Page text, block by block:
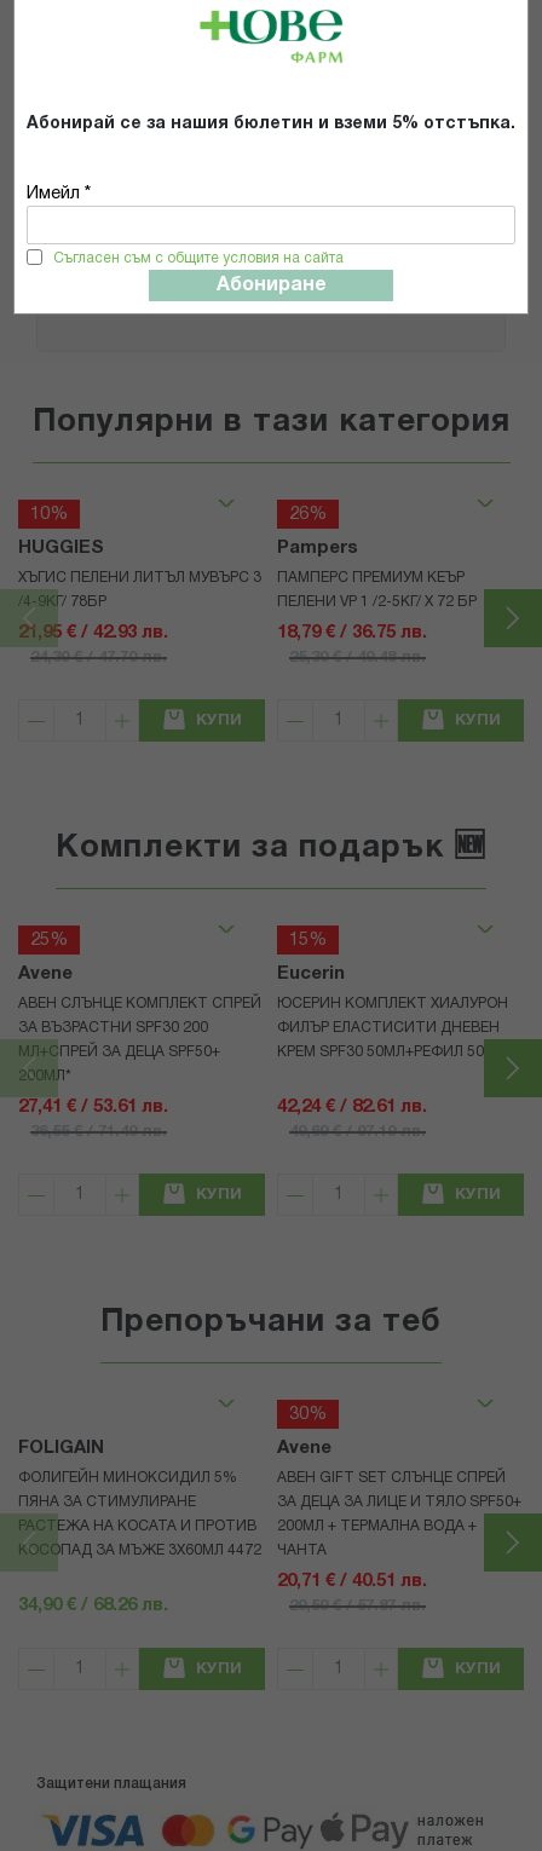
Абонирай се за нашия бюлетин и вземи 5% отстъпка.
Имейл *
Съгласен съм с общите условия на сайта
Абониране
Препоръчвам продукта
Прочетох и се съгласявам с
ИЗПРАТИ
Популярни в тази категория
10%
HUGGIES
ХЪГИС ПЕЛЕНИ ЛИТЪЛ МУВЪРС 3
/4-9КГ/ 78БР
21,95 € / 42.93 лв.
24,39 € / 47.70 лв.
КУПИ
26%
Pampers
ПАМПЕРС ПРЕМИУМ КЕЪР
ПЕЛЕНИ VP 1 /2-5КГ/ Х 72 БР
18,79 € / 36.75 лв.
25,30 € / 49.48 лв.
КУПИ
Комплекти за подарък 🆕
25%
Avene
АВЕН СЛЪНЦЕ КОМПЛЕКТ СПРЕЙ
ЗА ВЪЗРАСТНИ SPF30 200
МЛ+СПРЕЙ ЗА ДЕЦА SPF50+
200МЛ*
27,41 € / 53.61 лв.
36,55 € / 71.49 лв.
КУПИ
15%
Eucerin
ЮСЕРИН КОМПЛЕКТ ХИАЛУРОН
ФИЛЪР ЕЛАСТИСИТИ ДНЕВЕН
КРЕМ SPF30 50МЛ+РЕФИЛ 50МЛ
42,24 € / 82.61 лв.
49,69 € / 97.19 лв.
КУПИ
Препоръчани за теб
FOLIGAIN
ФОЛИГЕЙН МИНОКСИДИЛ 5%
ПЯНА ЗА СТИМУЛИРАНЕ
РАСТЕЖА НА КОСАТА И ПРОТИВ
КОСОПАД ЗА МЪЖЕ 3X60МЛ 4472
34,90 € / 68.26 лв.
КУПИ
30%
Avene
АВЕН GIFT SET СЛЪНЦЕ СПРЕЙ
ЗА ДЕЦА ЗА ЛИЦЕ И ТЯЛО SPF50+
200МЛ + ТЕРМАЛНА ВОДА +
ЧАНТА
20,71 € / 40.51 лв.
29,59 € / 57.87 лв.
КУПИ
Защитени плащания